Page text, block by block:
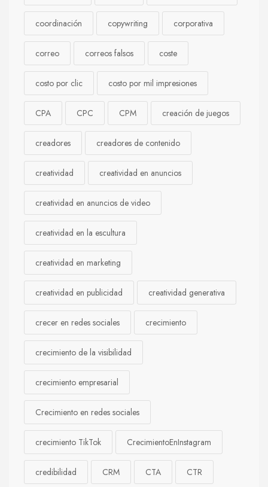
coordinación copywriting corporativa
correo correos falsos coste
costo por clic costo por mil impresiones
CPA CPC CPM creación de juegos
creadores creadores de contenido
creatividad creatividad en anuncios
creatividad en anuncios de video
creatividad en la escultura
creatividad en marketing
creatividad en publicidad creatividad generativa
crecer en redes sociales crecimiento
crecimiento de la visibilidad
crecimiento empresarial
Crecimiento en redes sociales
crecimiento TikTok CrecimientoEnInstagram
credibilidad CRM CTA CTR